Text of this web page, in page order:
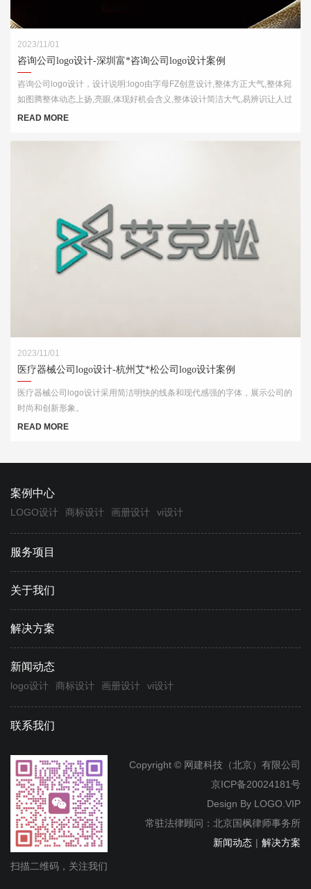
2023/11/01
咨询公司logo设计-深圳富*咨询公司logo设计案例
咨询公司logo设计，设计说明:logo由字母FZ创意设计,整体方正大气,整体宛
如图腾整体动态上扬,亮眼,体现好机会含义,整体设计简洁大气,易辨识让人过
目不忘
READ MORE
2023/11/01
医疗器械公司logo设计-杭州艾*松公司logo设计案例
医疗器械公司logo设计采用简洁明快的线条和现代感强的字体，展示公司的
时尚和创新形象。
READ MORE
案例中心
LOGO设计 商标设计 画册设计 vi设计
服务项目
关于我们
解决方案
新闻动态
logo设计 商标设计 画册设计 vi设计
联系我们
扫描二维码，关注我们
Copyright © 网建科技（北京）有限公司
京ICP备20024181号
Design By LOGO.VIP
常驻法律顾问：北京国枫律师事务所
新闻动态 | 解决方案